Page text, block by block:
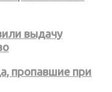
выдачу
пропавшие при